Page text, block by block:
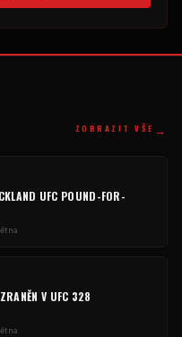
ZOBRAZIT VŠE →
UFC POUND-FOR-
V UFC 328